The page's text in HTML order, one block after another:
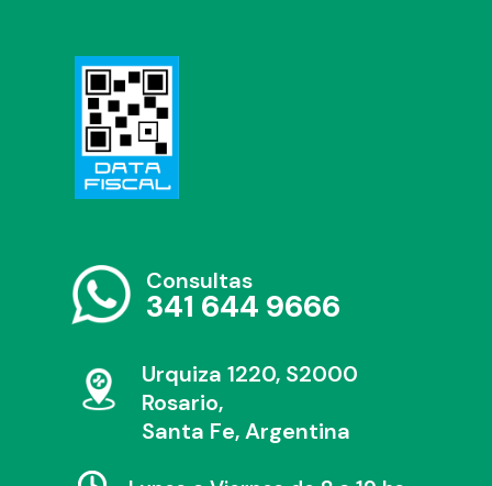
Consultas
341 644 9666
Urquiza 1220, S2000
Rosario,
Santa Fe, Argentina